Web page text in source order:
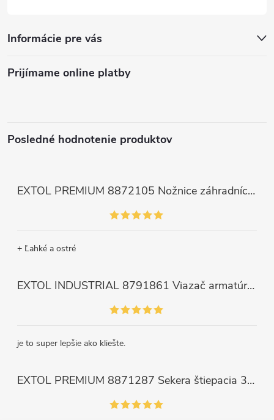
Informácie pre vás
Prijímame online platby
Posledné hodnotenie produktov
EXTOL PREMIUM 8872105 Nožnice záhradnícke dlhé úzke, 200mm, max. prestrih Ø6mm
+ Ľahké a ostré
EXTOL INDUSTRIAL 8791861 Viazač armatúr aku Share20V, bez aku, drôt 0,8mm, oko 8-34mm, bezuhlíkový motor
je to super lepšie ako kliešte.
EXTOL PREMIUM 8871287 Sekera štiepacia 3500g, nylónová násada 910mm